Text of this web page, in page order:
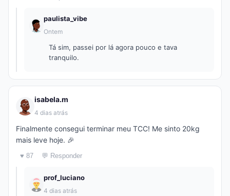
paulista_vibe
Ontem
Tá sim, passei por lá agora pouco e tava
tranquilo.
isabela.m
4 dias atrás
Finalmente consegui terminar meu TCC! Me sinto 20kg
mais leve hoje. 🎉
♥ 87 💬 Responder
prof_luciano
4 dias atrás